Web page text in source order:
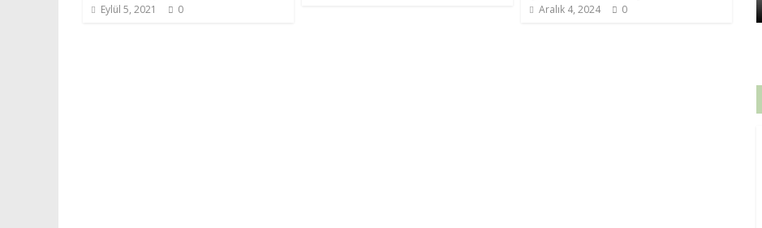
Eylül 5, 2021 0 Aralık 4, 2024 0